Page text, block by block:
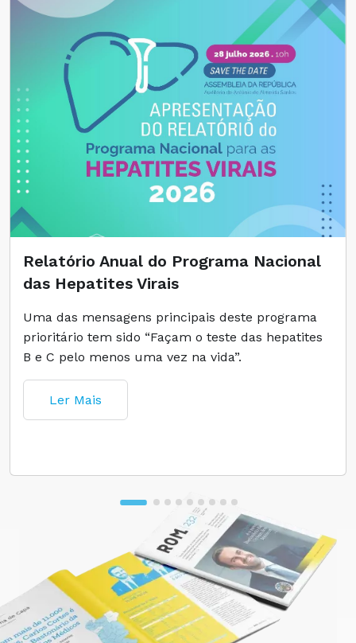
Relatório Anual do Programa Nacional
das Hepatites Virais
Uma das mensagens principais deste programa
prioritário tem sido “Façam o teste das hepatites
B e C pelo menos uma vez na vida”.
Ler Mais